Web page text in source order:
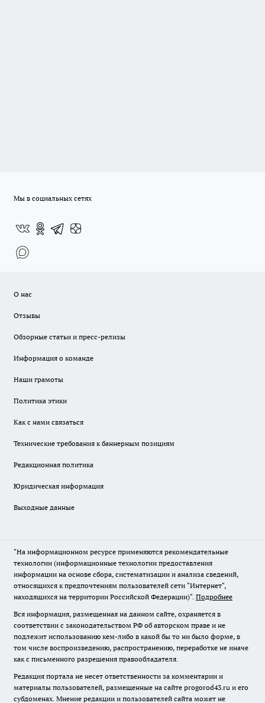
Мы в социальных сетях
О нас
Отзывы
Обзорные статьи и пресс-релизы
Информация о команде
Наши грамоты
Политика этики
Как с нами связаться
Технические требования к баннерным позициям
Редакционная политика
Юридическая информация
Выходные данные
"На информационном ресурсе применяются рекомендательные
технологии (информационные технологии предоставления
информации на основе сбора, систематизации и анализа сведений,
относящихся к предпочтениям пользователей сети "Интернет",
находящихся на территории Российской Федерации)". Подробнее
Вся информация, размещенная на данном сайте, охраняется в
соответствии с законодательством РФ об авторском праве и не
подлежит использованию кем-либо в какой бы то ни было форме, в
том числе воспроизведению, распространению, переработке не иначе
как с письменного разрешения правообладателя.
Редакция портала не несет ответственности за комментарии и
материалы пользователей, размещенные на сайте progorod43.ru и его
субдоменах. Мнение редакции и пользователей сайта может не